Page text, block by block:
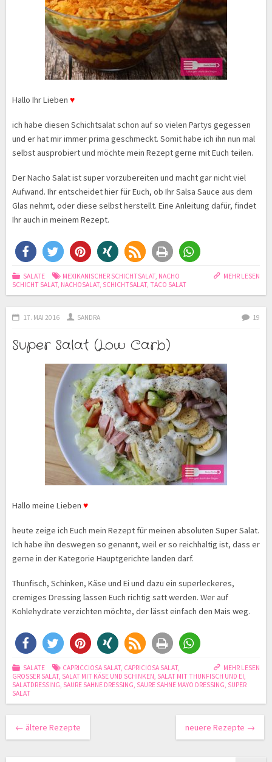
Hallo Ihr Lieben ♥
ich habe diesen Schichtsalat schon auf so vielen Partys gegessen
und er hat mir immer prima geschmeckt. Somit habe ich ihn nun mal
selbst ausprobiert und möchte mein Rezept gerne mit Euch teilen.
Der Nacho Salat ist super vorzubereiten und macht gar nicht viel
Aufwand. Ihr entscheidet hier für Euch, ob Ihr Salsa Sauce aus dem
Glas nehmt, oder diese selbst herstellt. Eine Anleitung dafür, findet
Ihr auch in meinem Rezept.
MEHR LESEN
SALATE MEXIKANISCHER SCHICHTSALAT, NACHO
SCHICHT SALAT, NACHOSALAT, SCHICHTSALAT, TACO SALAT
17. MAI 2016 SANDRA 19
Super Salat (Low Carb)
Hallo meine Lieben ♥
heute zeige ich Euch mein Rezept für meinen absoluten Super Salat.
Ich habe ihn deswegen so genannt, weil er so reichhaltig ist, dass er
gerne in der Kategorie Hauptgerichte landen darf.
Thunfisch, Schinken, Käse und Ei und dazu ein superleckeres,
cremiges Dressing lassen Euch richtig satt werden. Wer auf
Kohlehydrate verzichten möchte, der lässt einfach den Mais weg.
MEHR LESEN
SALATE CAPRICCIOSA SALAT, CAPRICIOSA SALAT,
GROSSER SALAT , SALAT MIT KÄSE UND SCHINKEN, SALAT MIT THUNFISCH UND EI,
SALATDRESSING, SAURE SAHNE DRESSING, SAURE SAHNE MAYO DRESSING, SUPER
SALAT
← ältere Rezepte neuere Rezepte →